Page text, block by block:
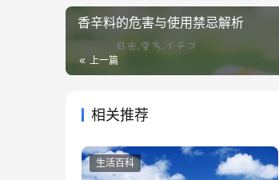
香辛料的危害与使用禁忌解析
上一篇
相关推荐
生活百科